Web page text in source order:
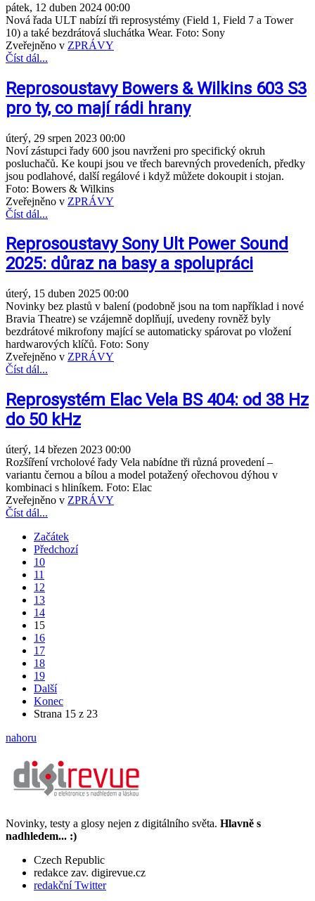
pátek, 12 duben 2024 00:00
Nová řada ULT nabízí tři reprosystémy (Field 1, Field 7 a Tower
10) a také bezdrátová sluchátka Wear. Foto: Sony
Zveřejněno v ZPRÁVY
Číst dál...
Reprosoustavy Bowers & Wilkins 603 S3
pro ty, co mají rádi hrany
úterý, 29 srpen 2023 00:00
Noví zástupci řady 600 jsou navrženi pro specifický okruh
posluchačů. Ke koupi jsou ve třech barevných provedeních, předky
jsou podlahové, další regálové i když můžete dokoupit i stojan.
Foto: Bowers & Wilkins
Zveřejněno v ZPRÁVY
Číst dál...
Reprosoustavy Sony Ult Power Sound
2025: důraz na basy a spolupráci
úterý, 15 duben 2025 00:00
Novinky bez plastů v balení (podobně jsou na tom například i nové
Bravia Theatre) se vzájemně doplňují, uvedeny rovněž byly
bezdrátové mikrofony mající se automaticky spárovat po vložení
hardwarových klíčů. Foto: Sony
Zveřejněno v ZPRÁVY
Číst dál...
Reprosystém Elac Vela BS 404: od 38 Hz
do 50 kHz
úterý, 14 březen 2023 00:00
Rozšíření vrcholové řady Vela nabídne tři různá provedení –
variantu černou a bílou a model potažený ořechovou dýhou v
kombinaci s hliníkem. Foto: Elac
Zveřejněno v ZPRÁVY
Číst dál...
Začátek
Předchozí
10
11
12
13
14
15
16
17
18
19
Další
Konec
Strana 15 z 23
nahoru
Novinky, testy a glosy nejen z digitálního světa. Hlavně s
nadhledem... :)
Czech Republic
redakce zav. digirevue.cz
redakční Twitter